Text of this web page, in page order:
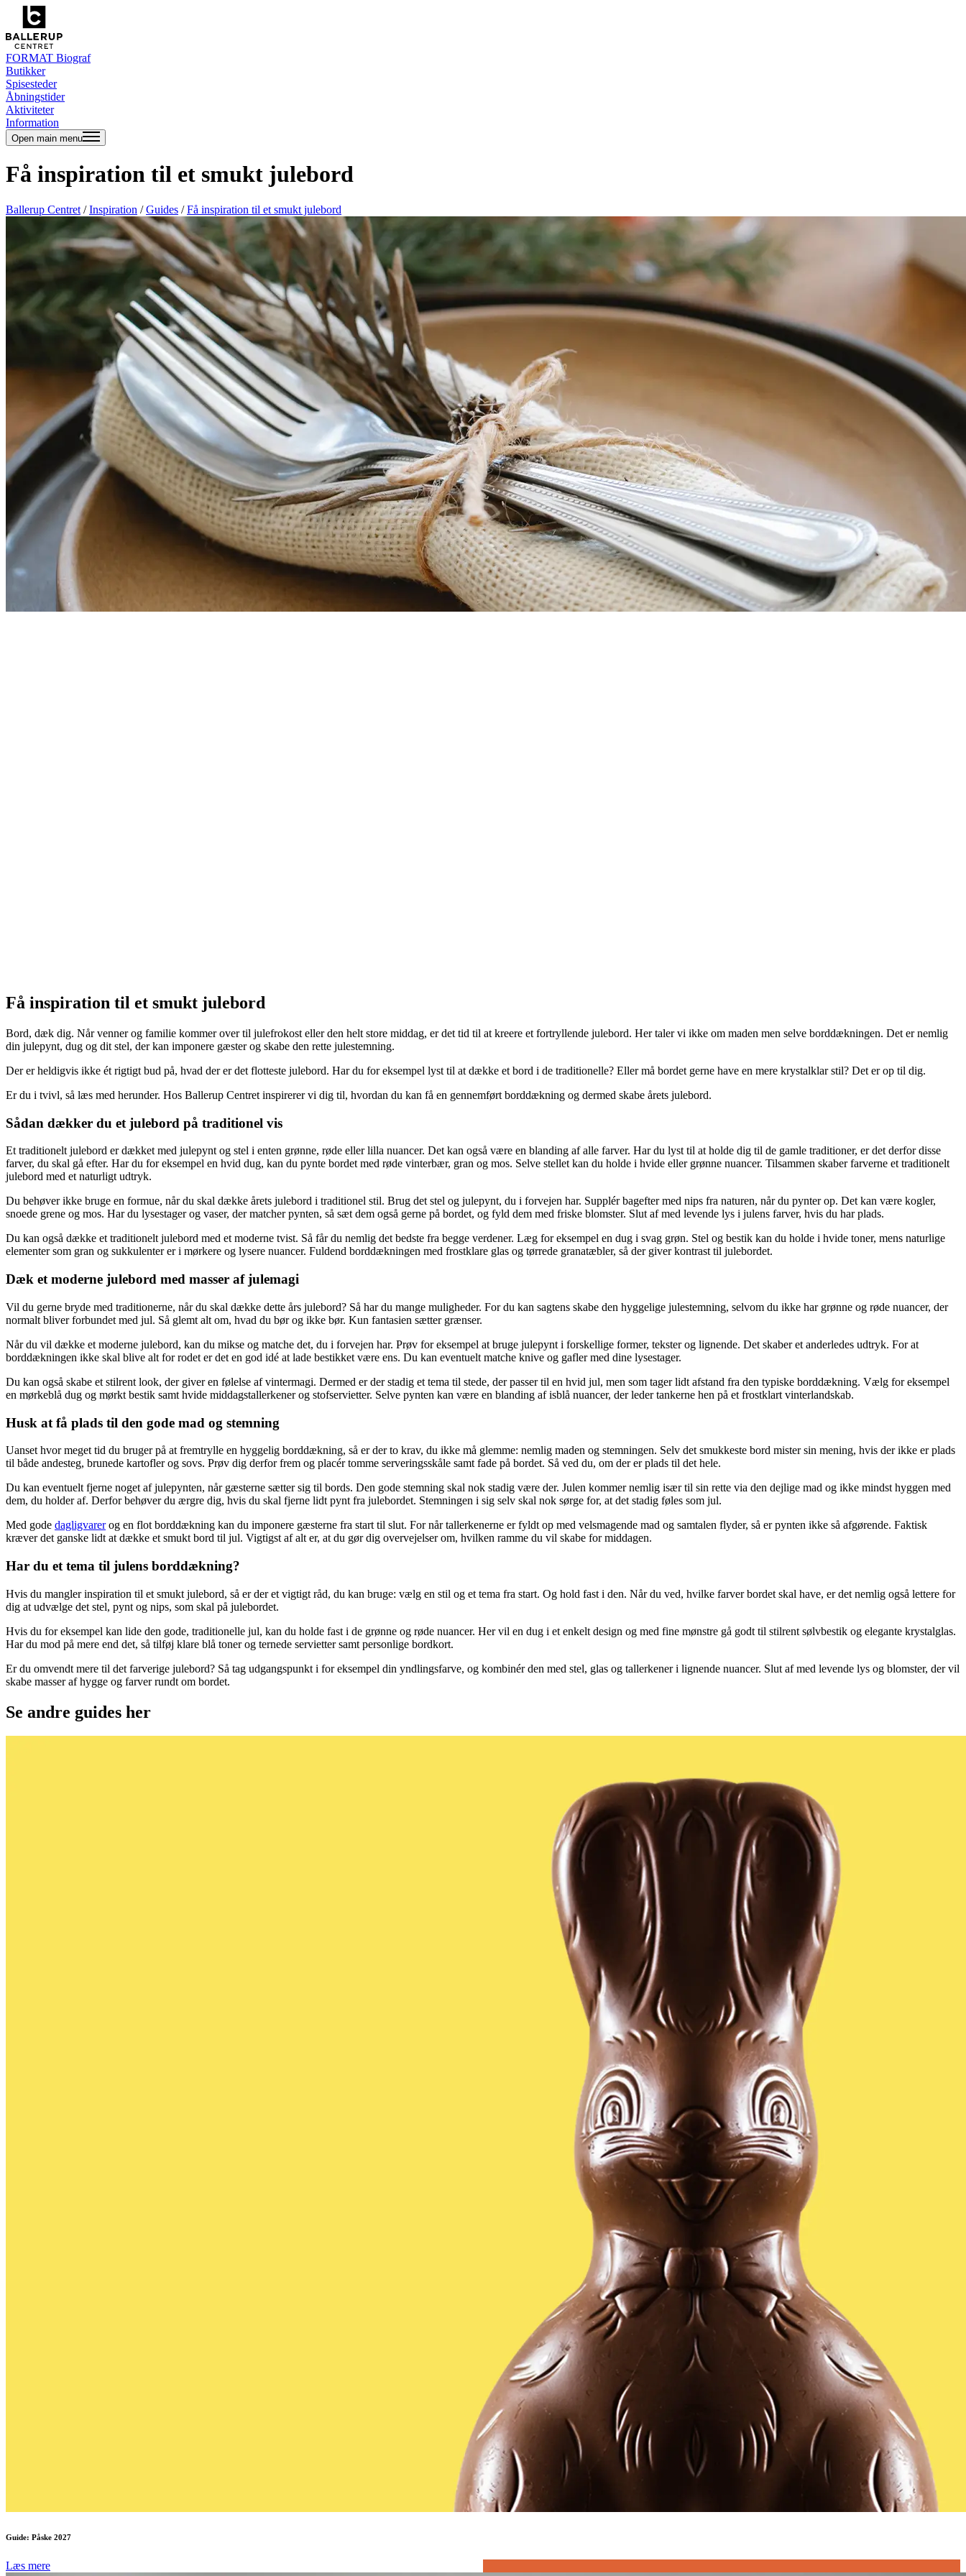
FORMAT Biograf
Butikker
Spisesteder
Åbningstider
Aktiviteter
Information
Open main menu
Få inspiration til et smukt julebord
Ballerup Centret /Inspiration /Guides /Få inspiration til et smukt julebord
Få inspiration til et smukt julebord
Bord, dæk dig. Når venner og familie kommer over til julefrokost eller den helt store middag, er det tid til at kreere et fortryllende julebord. Her taler vi ikke om maden men selve borddækningen. Det er nemlig
din julepynt, dug og dit stel, der kan imponere gæster og skabe den rette julestemning.
Der er heldigvis ikke ét rigtigt bud på, hvad der er det flotteste julebord. Har du for eksempel lyst til at dække et bord i de traditionelle? Eller må bordet gerne have en mere krystalklar stil? Det er op til dig.
Er du i tvivl, så læs med herunder. Hos Ballerup Centret inspirerer vi dig til, hvordan du kan få en gennemført borddækning og dermed skabe årets julebord.
Sådan dækker du et julebord på traditionel vis
Et traditionelt julebord er dækket med julepynt og stel i enten grønne, røde eller lilla nuancer. Det kan også være en blanding af alle farver. Har du lyst til at holde dig til de gamle traditioner, er det derfor disse
farver, du skal gå efter. Har du for eksempel en hvid dug, kan du pynte bordet med røde vinterbær, gran og mos. Selve stellet kan du holde i hvide eller grønne nuancer. Tilsammen skaber farverne et traditionelt
julebord med et naturligt udtryk.
Du behøver ikke bruge en formue, når du skal dække årets julebord i traditionel stil. Brug det stel og julepynt, du i forvejen har. Supplér bagefter med nips fra naturen, når du pynter op. Det kan være kogler,
snoede grene og mos. Har du lysestager og vaser, der matcher pynten, så sæt dem også gerne på bordet, og fyld dem med friske blomster. Slut af med levende lys i julens farver, hvis du har plads.
Du kan også dække et traditionelt julebord med et moderne tvist. Så får du nemlig det bedste fra begge verdener. Læg for eksempel en dug i svag grøn. Stel og bestik kan du holde i hvide toner, mens naturlige
elementer som gran og sukkulenter er i mørkere og lysere nuancer. Fuldend borddækningen med frostklare glas og tørrede granatæbler, så der giver kontrast til julebordet.
Dæk et moderne julebord med masser af julemagi
Vil du gerne bryde med traditionerne, når du skal dække dette års julebord? Så har du mange muligheder. For du kan sagtens skabe den hyggelige julestemning, selvom du ikke har grønne og røde nuancer, der
normalt bliver forbundet med jul. Så glemt alt om, hvad du bør og ikke bør. Kun fantasien sætter grænser.
Når du vil dække et moderne julebord, kan du mikse og matche det, du i forvejen har. Prøv for eksempel at bruge julepynt i forskellige former, tekster og lignende. Det skaber et anderledes udtryk. For at
borddækningen ikke skal blive alt for rodet er det en god idé at lade bestikket være ens. Du kan eventuelt matche knive og gafler med dine lysestager.
Du kan også skabe et stilrent look, der giver en følelse af vintermagi. Dermed er der stadig et tema til stede, der passer til en hvid jul, men som tager lidt afstand fra den typiske borddækning. Vælg for eksempel
en mørkeblå dug og mørkt bestik samt hvide middagstallerkener og stofservietter. Selve pynten kan være en blanding af isblå nuancer, der leder tankerne hen på et frostklart vinterlandskab.
Husk at få plads til den gode mad og stemning
Uanset hvor meget tid du bruger på at fremtrylle en hyggelig borddækning, så er der to krav, du ikke må glemme: nemlig maden og stemningen. Selv det smukkeste bord mister sin mening, hvis der ikke er plads
til både andesteg, brunede kartofler og sovs. Prøv dig derfor frem og placér tomme serveringsskåle samt fade på bordet. Så ved du, om der er plads til det hele.
Du kan eventuelt fjerne noget af julepynten, når gæsterne sætter sig til bords. Den gode stemning skal nok stadig være der. Julen kommer nemlig især til sin rette via den dejlige mad og ikke mindst hyggen med
dem, du holder af. Derfor behøver du ærgre dig, hvis du skal fjerne lidt pynt fra julebordet. Stemningen i sig selv skal nok sørge for, at det stadig føles som jul.
Med gode dagligvarerog en flot borddækning kan du imponere gæsterne fra start til slut. For når tallerkenerne er fyldt op med velsmagende mad og samtalen flyder, så er pynten ikke så afgørende. Faktisk
kræver det ganske lidt at dække et smukt bord til jul. Vigtigst af alt er, at du gør dig overvejelser om, hvilken ramme du vil skabe for middagen.
Har du et tema til julens borddækning?
Hvis du mangler inspiration til et smukt julebord, så er der et vigtigt råd, du kan bruge: vælg en stil og et tema fra start. Og hold fast i den. Når du ved, hvilke farver bordet skal have, er det nemlig også lettere for
dig at udvælge det stel, pynt og nips, som skal på julebordet.
Hvis du for eksempel kan lide den gode, traditionelle jul, kan du holde fast i de grønne og røde nuancer. Her vil en dug i et enkelt design og med fine mønstre gå godt til stilrent sølvbestik og elegante krystalglas.
Har du mod på mere end det, så tilføj klare blå toner og ternede servietter samt personlige bordkort.
Er du omvendt mere til det farverige julebord? Så tag udgangspunkt i for eksempel din yndlingsfarve, og kombinér den med stel, glas og tallerkener i lignende nuancer. Slut af med levende lys og blomster, der vil
skabe masser af hygge og farver rundt om bordet.
Se andre guides her
Guide: Påske 2027
Læs mere